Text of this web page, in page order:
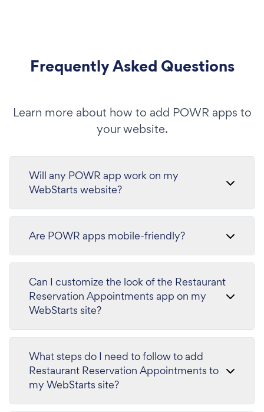
Frequently Asked Questions
Learn more about how to add POWR apps to
your website.
Will any POWR app work on my
WebStarts website?
Are POWR apps mobile-friendly?
Can I customize the look of the Restaurant
Reservation Appointments app on my
WebStarts site?
What steps do I need to follow to add
Restaurant Reservation Appointments to
my WebStarts site?